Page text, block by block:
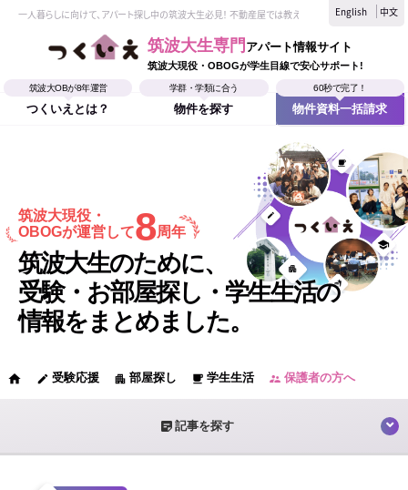
一人暮らしに向けて、アパート探し中の筑波大生必見！ 不動産屋では教えてくれない、筑波大生なら
English 中文
筑波大生専門 アパート情報サイト
筑波大現役・OBOGが学生目線で安心サポート!
筑波大OBが8年運営
つくいえとは？
学群・学類に合う
物件を探す
60秒で完了！
物件資料一括請求
筑波大現役・
OBOGが運営して8周年
筑波大生のために、
受験・お部屋探し・学生生活の
情報をまとめました。
home edit 受験応援 apartment 部屋探し local_cafe 学生生活 supervisor_account 保護者の方へ
sticky_note_2 記事を探す